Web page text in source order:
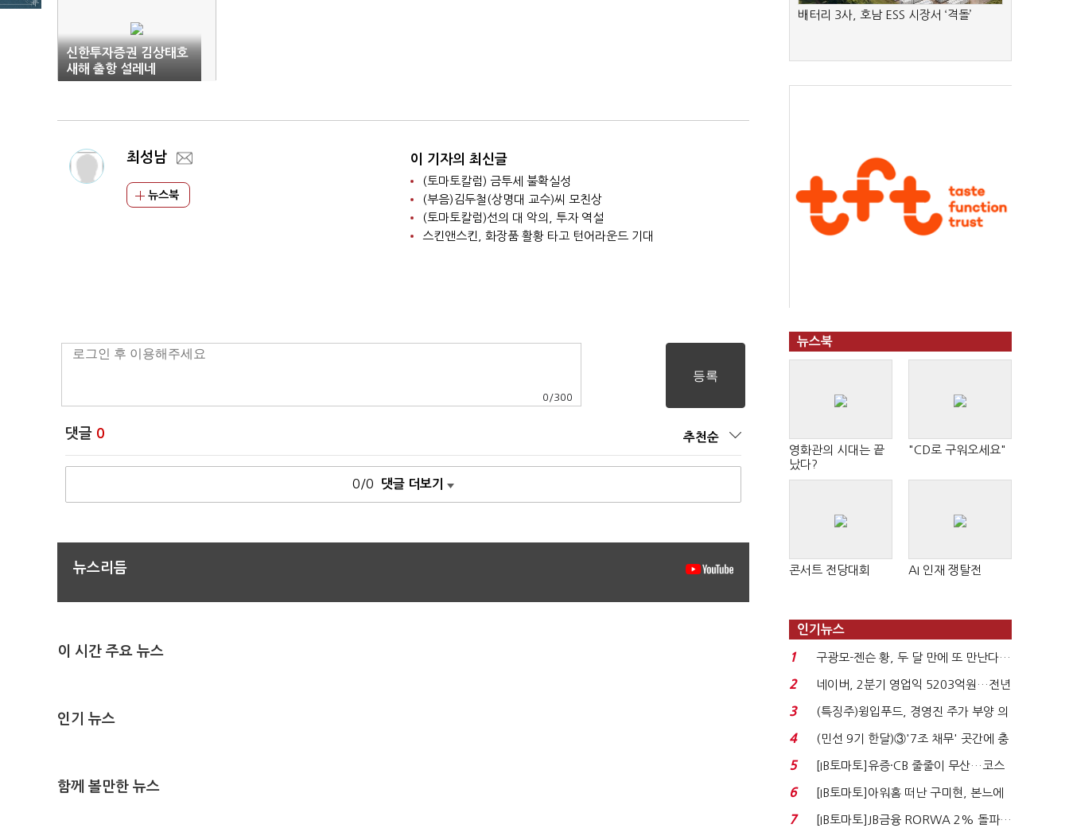
신한투자증권 김상태호
새해 출항 설레네
최성남
뉴스북
이 기자의 최신글
(토마토칼럼) 금투세 불확실성
(부음)김두철(상명대 교수)씨 모친상
(토마토칼럼)선의 대 악의, 투자 역설
스킨앤스킨, 화장품 활황 타고 턴어라운드 기대
0 /300
댓글 0 추천순
0/0 댓글 더보기
뉴스리듬
이 시간 주요 뉴스
인기 뉴스
함께 볼만한 뉴스
배터리 3사, 호남 ESS 시장서 ‘격돌’
뉴스북
영화관의 시대는 끝
났다?
"CD로 구워오세요"
콘서트 전당대회 AI 인재 쟁탈전
인기뉴스
1
구광모-젠슨 황, 두 달 만에 또 만난다…
로봇·AI 등 논...
2
네이버, 2분기 영업익 5203억원…전년
비 0.2% 감소...
3
(특징주)윙입푸드, 경영진 주가 부양 의
지에 상한가...
4
(민선 9기 한달)③'7조 채무' 곳간에 충
격…추미애, 20년...
5
[IB토마토]유증·CB 줄줄이 무산…코스
닥 벌점 급증에 ...
6
[IB토마토]아워홈 떠난 구미현, 본느에
340억 베팅…가...
7 [IB토마토]JB금융 RORWA 2% 돌파…